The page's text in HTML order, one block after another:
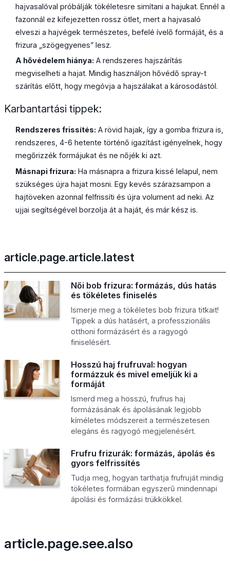
hajvasalóval próbálják tökéletesre simítani a hajukat. Ennél a
fazonnál ez kifejezetten rossz ötlet, mert a hajvasaló
elveszi a hajvégek természetes, befelé ívelő formáját, és a
frizura „szögegyenes” lesz.
A hővédelem hiánya: A rendszeres hajszárítás
megviselheti a hajat. Mindig használjon hővédő spray-t
szárítás előtt, hogy megóvja a hajszálakat a károsodástól.
Karbantartási tippek:
Rendszeres frissítés: A rövid hajak, így a gomba frizura is,
rendszeres, 4-6 hetente történő igazítást igényelnek, hogy
megőrizzék formájukat és ne nőjék ki azt.
Másnapi frizura: Ha másnapra a frizura kissé lelapul, nem
szükséges újra hajat mosni. Egy kevés szárazsampon a
hajtöveken azonnal felfrissíti és újra volument ad neki. Az
ujjai segítségével borzolja át a haját, és már kész is.
article.page.article.latest
Női bob frizura: formázás, dús hatás
és tökéletes finiselés
Ismerje meg a tökéletes bob frizura titkait!
Tippek a dús hatásért, a professzionális
otthoni formázásért és a ragyogó
finiselésért.
Hosszú haj frufruval: hogyan
formázzuk és mivel emeljük ki a
formáját
Ismerd meg a hosszú, frufrus haj
formázásának és ápolásának legjobb
kíméletes módszereit a természetesen
elegáns és ragyogó megjelenésért.
Frufru frizurák: formázás, ápolás és
gyors felfrissítés
Tudja meg, hogyan tarthatja frufruját mindig
tökéletes formában egyszerű mindennapi
ápolási és formázási trükkökkel.
article.page.see.also